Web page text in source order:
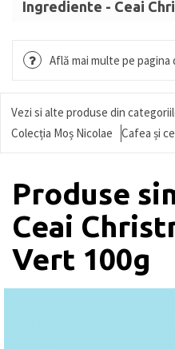
Ingrediente - Ceai
Ceai verde (Camellia
portocală
Află mai multe pe
Vezi si alte produse din
Colecția Moș Nicolae
Cafea și
Produse
Ceai
Vert 100g